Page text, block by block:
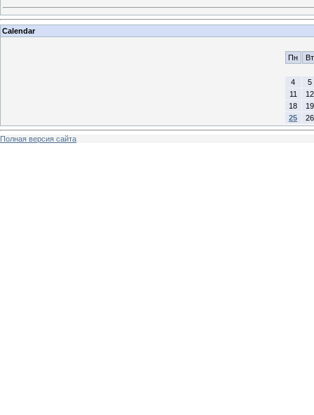
Calendar
Пн Вт
4
5
11
12
18
19
25
26
Полная версия сайта